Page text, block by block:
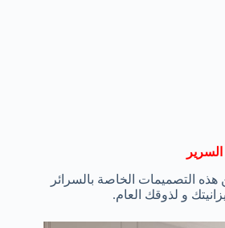
هذه التصميمات الخاصة بالسرائر
و لذوقك العام.